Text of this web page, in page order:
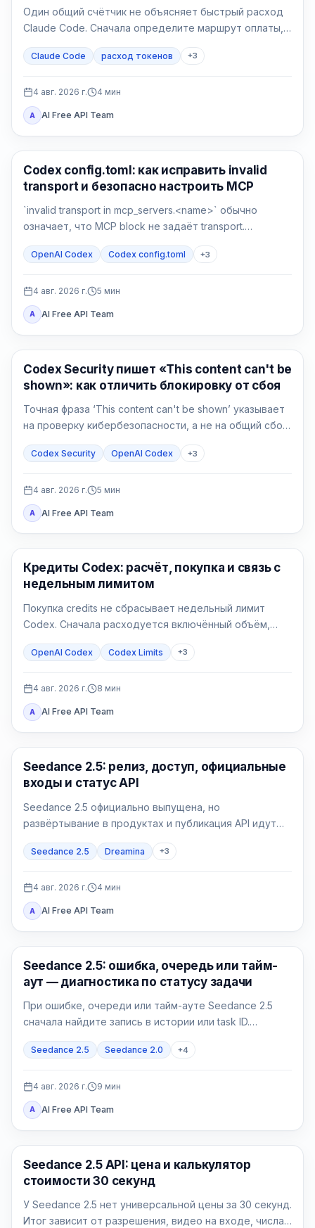
Один общий счётчик не объясняет быстрый расход
Claude Code. Сначала определите маршрут оплаты,
и чистую сессию.
Claude Code расход токенов +3
4 авг. 2026 г. 4 мин
A AI Free API Team
Инструменты AI-разработки
Codex config.toml: как исправить invalid
transport и безопасно настроить MCP
`invalid transport in mcp_servers.<name>` обычно
означает, что MCP block не задаёт transport.
отдельно проверьте разбор и соединение.
OpenAI Codex Codex config.toml +3
4 авг. 2026 г. 5 мин
A AI Free API Team
OpenAI Codex
Codex Security пишет «This content can't be
shown»: как отличить блокировку от сбоя
Точная фраза ‘This content can't be shown’ указывает
на проверку кибербезопасности, а не на общий сбой
авторизацию и сузьте защитную задачу.
Codex Security OpenAI Codex +3
4 авг. 2026 г. 5 мин
A AI Free API Team
AI Development Tools
Кредиты Codex: расчёт, покупка и связь с
недельным лимитом
Покупка credits не сбрасывает недельный лимит
Codex. Сначала расходуется включённый объём,
доступные кредиты.
OpenAI Codex Codex Limits +3
4 авг. 2026 г. 8 мин
A AI Free API Team
AI Video Generation
Seedance 2.5: релиз, доступ, официальные
входы и статус API
Seedance 2.5 официально выпущена, но
развёртывание в продуктах и публикация API идут
аккаунте и полный контракт своего провайдера.
Seedance 2.5 Dreamina +3
4 авг. 2026 г. 4 мин
A AI Free API Team
ИИ-видео
Seedance 2.5: ошибка, очередь или тайм-
аут — диагностика по статусу задачи
При ошибке, очереди или тайм-ауте Seedance 2.5
сначала найдите запись в истории или task ID.
дублировать; failed и expired требуют точного кода.
Seedance 2.5 Seedance 2.0 +4
4 авг. 2026 г. 9 мин
A AI Free API Team
Генерация AI-видео
Seedance 2.5 API: цена и калькулятор
стоимости 30 секунд
У Seedance 2.5 нет универсальной цены за 30 секунд.
Итог зависит от разрешения, видео на входе, числа